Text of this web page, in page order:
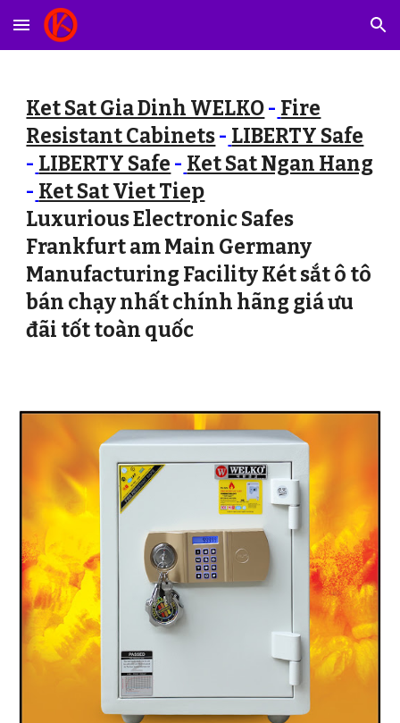
Skip to main content Skip to navigation
Ket Sat Gia Dinh WELKO- Fire
Resistant Cabinets- LIBERTY Safe
- LIBERTY Safe - Ket Sat Ngan Hang
- Ket Sat Viet Tiep
Luxurious Electronic Safes
Frankfurt am Main Germany
Manufacturing Facility Két sắt ô tô
bán chạy nhất chính hãng giá ưu
đãi tốt toàn quốc